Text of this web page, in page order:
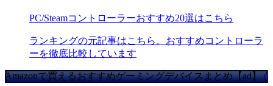
PC/Steamコントローラーおすすめ20選はこちら
ランキングの元記事はこちら。おすすめコントローラ
ーを徹底比較しています
Amazonで買えるおすすめゲーミングデバイスまとめ【ad】